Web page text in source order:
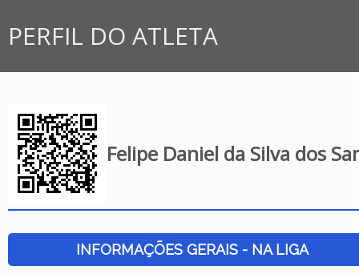
PERFIL DO ATLETA
Felipe Daniel da Silva dos
INFORMAÇÕES GERAIS - NA LIGA